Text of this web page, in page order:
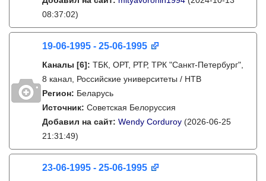
08:37:02)
19-06-1995 - 25-06-1995
Каналы [6]: ТБК, ОРТ, РТР, ТРК "Санкт-Петербург",
8 канал, Российские университеты / НТВ
Регион: Беларусь
Источник: Советская Белоруссия
Добавил на сайт: Wendy Corduroy (2026-06-25
21:31:49)
23-06-1995 - 25-06-1995